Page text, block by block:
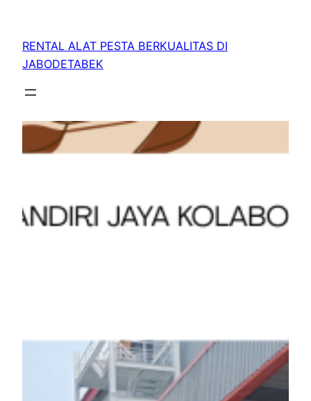
RENTAL ALAT PESTA BERKUALITAS DI
JABODETABEK